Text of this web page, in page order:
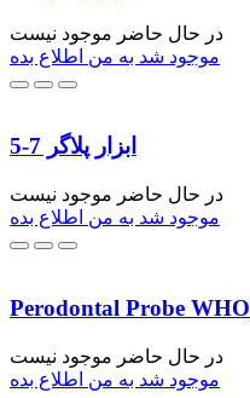
در حال حاضر موجود نیست
موجود شد به من اطلاع بده
ابزار پلاگر 7-5
در حال حاضر موجود نیست
موجود شد به من اطلاع بده
Perodontal Probe WHO
در حال حاضر موجود نیست
موجود شد به من اطلاع بده